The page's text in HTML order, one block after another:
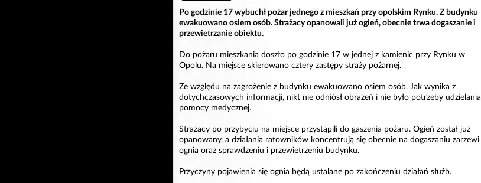
Po godzinie 17 wybuchł pożar jednego z mieszkań przy opolskim Rynku. Z budynku
ewakuowano osiem osób. Strażacy opanowali już ogień, obecnie trwa dogaszanie i
przewietrzanie obiektu.
Do pożaru mieszkania doszło po godzinie 17 w jednej z kamienic przy Rynku w
Opolu. Na miejsce skierowano cztery zastępy straży pożarnej.
Ze względu na zagrożenie z budynku ewakuowano osiem osób. Jak wynika z
dotychczasowych informacji, nikt nie odniósł obrażeń i nie było potrzeby udzielania
pomocy medycznej.
Strażacy po przybyciu na miejsce przystąpili do gaszenia pożaru. Ogień został już
opanowany, a działania ratowników koncentrują się obecnie na dogaszaniu zarzewi
ognia oraz sprawdzeniu i przewietrzeniu budynku.
Przyczyny pojawienia się ognia będą ustalane po zakończeniu działań służb.